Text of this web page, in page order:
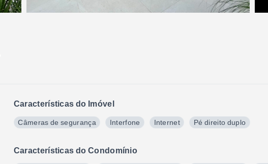
Características do Imóvel
Câmeras de segurança Interfone Internet Pé direito duplo
Características do Condomínio